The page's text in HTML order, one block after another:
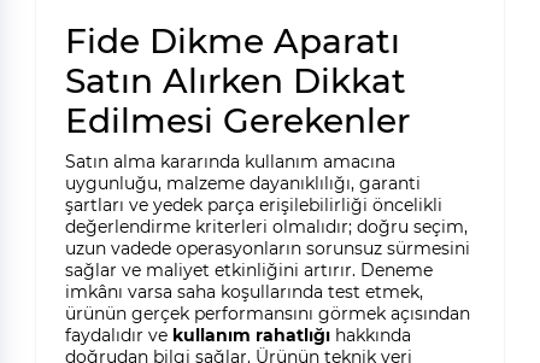
Fide Dikme Aparatı
Satın Alırken Dikkat
Edilmesi Gerekenler
Satın alma kararında kullanım amacına
uygunluğu, malzeme dayanıklılığı, garanti
şartları ve yedek parça erişilebilirliği öncelikli
değerlendirme kriterleri olmalıdır; doğru seçim,
uzun vadede operasyonların sorunsuz sürmesini
sağlar ve maliyet etkinliğini artırır. Deneme
imkânı varsa saha koşullarında test etmek,
ürünün gerçek performansını görmek açısından
faydalıdır ve kullanım rahatlığıhakkında
doğrudan bilgi sağlar. Ürünün teknik veri